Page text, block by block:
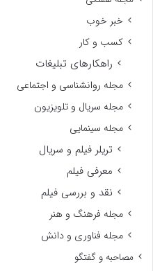
خبر خوب
کسب و کار
راهکارهای تبلیغات
مجله روانشناسی و اجتماعی
مجله سریال و تلویزیون
مجله سینمایی
تریلر فیلم و سریال
معرفی فیلم
نقد و بررسی فیلم
مجله فرهنگ و هنر
مجله فناوری و دانش
مصاحبه و گفتگو